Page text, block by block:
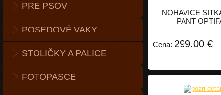
PRE PSOV
POSEDOVÉ VAKY
STOLIČKY A PALICE
FOTOPASCE
NOHAVICE
PANT
Cena: 299.00 €